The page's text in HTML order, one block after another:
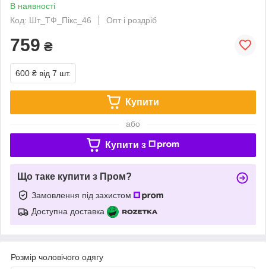
В наявності
Код: Шт_ТФ_Пікс_46
Опт і роздріб
759 ₴
600 ₴ від 7 шт.
Купити
або
Купити з
Що таке купити з Пром?
Замовлення під захистом
Доступна доставка
Розмір чоловічого одягу